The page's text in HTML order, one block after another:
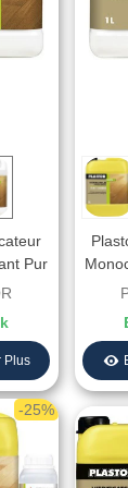
Pur
-
Plus
-
-25%